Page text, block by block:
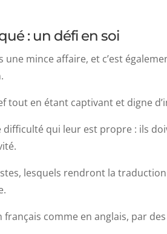
: un défi en soi
mince affaire, et c’est
en étant captivant et digne
qui leur est propre : ils
lesquels rendront la
comme en anglais, par